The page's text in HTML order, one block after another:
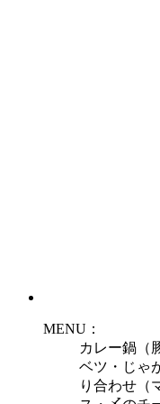
MENU：
カレー鍋（
ベツ・じゃ
り合わせ（